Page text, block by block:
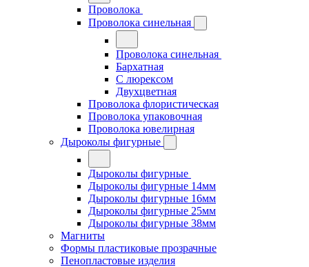
Проволока
Проволока синельная
Проволока синельная
Бархатная
С люрексом
Двухцветная
Проволока флористическая
Проволока упаковочная
Проволока ювелирная
Дыроколы фигурные
Дыроколы фигурные
Дыроколы фигурные 14мм
Дыроколы фигурные 16мм
Дыроколы фигурные 25мм
Дыроколы фигурные 38мм
Магниты
Формы пластиковые прозрачные
Пенопластовые изделия